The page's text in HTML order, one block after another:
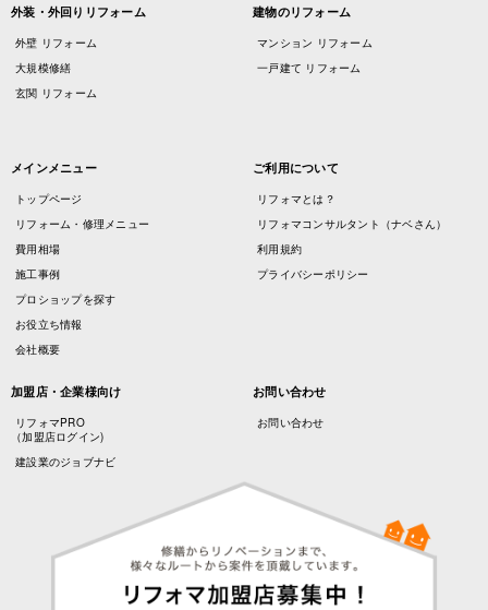
外装・外回りリフォーム
外壁 リフォーム
大規模修繕
玄関 リフォーム
建物のリフォーム
マンション リフォーム
一戸建て リフォーム
メインメニュー
トップページ
リフォーム・修理メニュー
費用相場
施工事例
プロショップを探す
お役立ち情報
会社概要
ご利用について
リフォマとは？
リフォマコンサルタント（ナベさん）
利用規約
プライバシーポリシー
加盟店・企業様向け
リフォマPRO
（加盟店ログイン)
建設業のジョブナビ
お問い合わせ
お問い合わせ